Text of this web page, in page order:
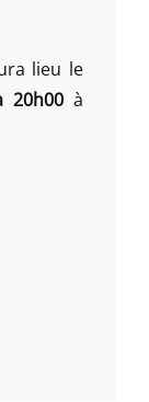
lieu le
20h00 à